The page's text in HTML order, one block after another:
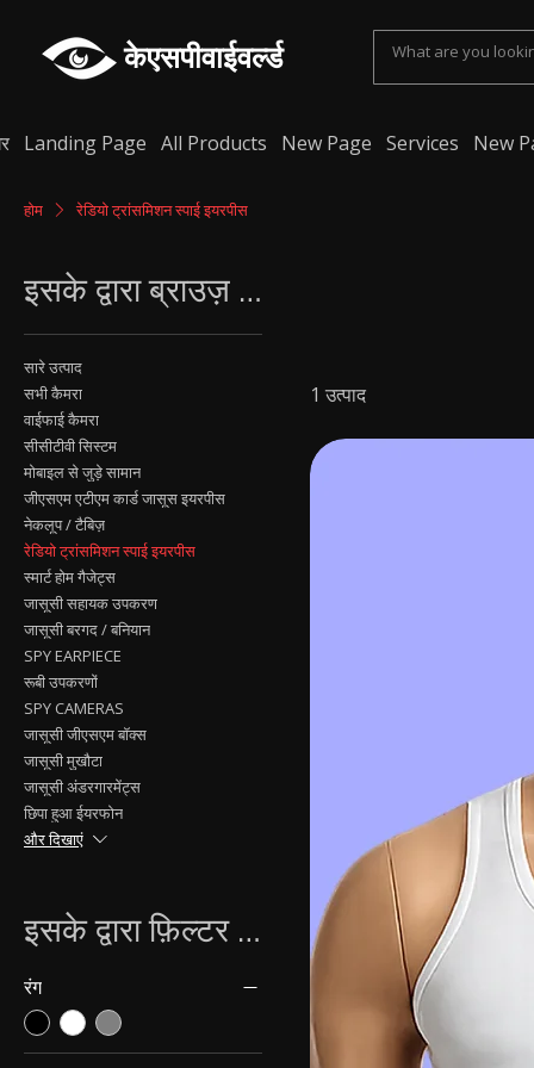
केएसपीवाईवर्ल्ड
Landing Page All Products New Page Services New
होम रेडियो ट्रांसमिशन स्पाई इयरपीस
इसके द्वारा ब्राउज़ करें
सारे उत्पाद
सभी कैमरा
वाईफाई कैमरा
सीसीटीवी सिस्टम
मोबाइल से जुड़े सामान
जीएसएम एटीएम कार्ड जासूस इयरपीस
नेकलूप / टैबिज़
रेडियो ट्रांसमिशन स्पाई इयरपीस
स्मार्ट होम गैजेट्स
जासूसी सहायक उपकरण
जासूसी बरगद / बनियान
SPY EARPIECE
रूबी उपकरणों
SPY CAMERAS
जासूसी जीएसएम बॉक्स
जासूसी मुखौटा
जासूसी अंडरगारमेंट्स
छिपा हुआ ईयरफोन
और दिखाएं
इसके द्वारा फ़िल्टर करें
रंग
1 उत्पाद